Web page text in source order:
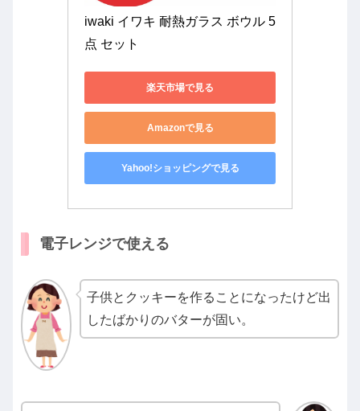
iwaki イワキ 耐熱ガラス ボウル 5
点 セット
楽天市場で見る
Amazonで見る
Yahoo!ショッピングで見る
電子レンジで使える
子供とクッキーを作ることになったけど出
したばかりのバターが固い。